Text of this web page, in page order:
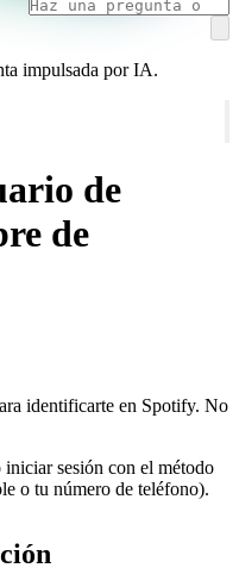
impulsada por IA.
de
de
identificarte en Spotify. No
iniciar sesión con el método
o tu número de teléfono).